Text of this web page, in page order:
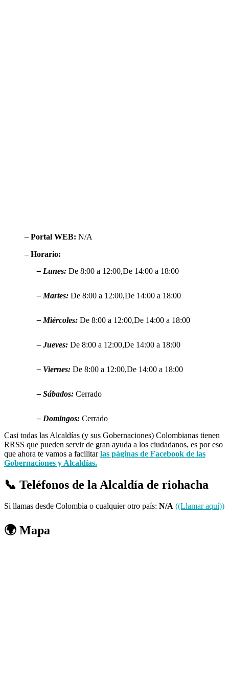
– Portal WEB: N/A
– Horario:
– Lunes: De 8:00 a 12:00,De 14:00 a 18:00
– Martes: De 8:00 a 12:00,De 14:00 a 18:00
– Miércoles: De 8:00 a 12:00,De 14:00 a 18:00
– Jueves: De 8:00 a 12:00,De 14:00 a 18:00
– Viernes: De 8:00 a 12:00,De 14:00 a 18:00
– Sábados: Cerrado
– Domingos: Cerrado
Casi todas las Alcaldías (y sus Gobernaciones) Colombianas tienen
RRSS que pueden servir de gran ayuda a los ciudadanos, es por eso
que ahora te vamos a facilitarlas páginas de Facebook de las
Gobernaciones y Alcaldías.
📞 Teléfonos de la Alcaldía de riohacha
Si llamas desde Colombia o cualquier otro país: N/A ((Llamar aquí))
🌍 Mapa